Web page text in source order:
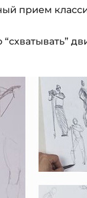
прием
“схватывать”